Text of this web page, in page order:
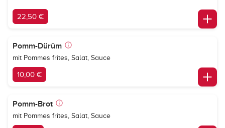
22,50 €
Pomm-Dürüm
mit Pommes frites, Salat, Sauce
10,00 €
Pomm-Brot
mit Pommes frites, Salat, Sauce